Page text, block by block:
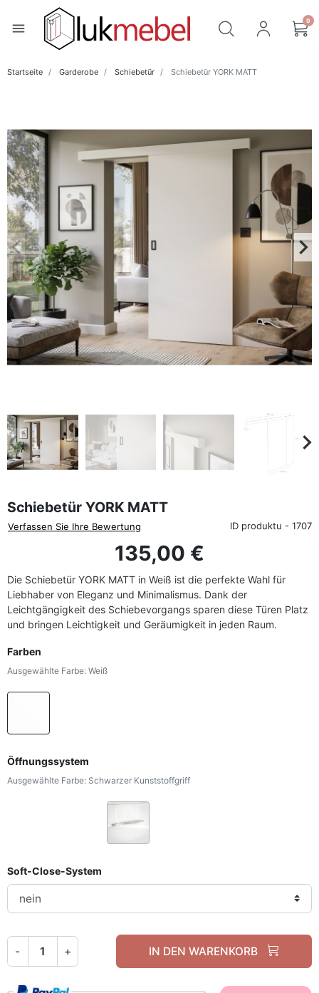
menu 0
Startseite Garderobe Schiebetür Schiebetür YORK MATT
Zurück
keyboard_arrow_left keyboard_arrow_right
Zurück
Schiebetür YORK MATT
Verfassen Sie Ihre Bewertung ID produktu - 1707
135,00 €
Die Schiebetür YORK MATT in Weiß ist die perfekte Wahl für
Liebhaber von Eleganz und Minimalismus. Dank der
Leichtgängigkeit des Schiebevorgangs sparen diese Türen Platz
und bringen Leichtigkeit und Geräumigkeit in jeden Raum.
Farben
Ausgewählte Farbe: Weiß
Weiß
Öffnungssystem
Ausgewählte Farbe: Schwarzer Kunststoffgriff
Schwarzer Kunststoffgriff
Schwarzer Kantengriff
Soft-Close-System
- + IN DEN WARENKORB